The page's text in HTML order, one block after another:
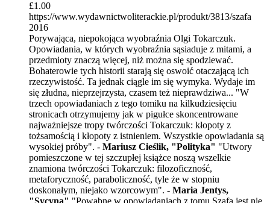
£1.00
https://www.wydawnictwoliterackie.pl/produkt/3813/szafa
2016
Porywająca, niepokojąca wyobraźnia Olgi Tokarczuk.
Opowiadania, w których wyobraźnia sąsiaduje z mitami, a
przedmioty znaczą więcej, niż można się spodziewać.
Bohaterowie tych historii starają się oswoić otaczającą ich
rzeczywistość. Ta jednak ciągle im się wymyka. Wydaje im
się złudna, nieprzejrzysta, czasem też nieprawdziwa... "W
trzech opowiadaniach z tego tomiku na kilkudziesięciu
stronicach otrzymujemy jak w pigułce skoncentrowane
najważniejsze tropy twórczości Tokarczuk: kłopoty z
tożsamością i kłopoty z istnieniem. Wszystkie opowiadania są
wysokiej próby". - Mariusz Cieślik, "Polityka" "Utwory
pomieszczone w tej szczupłej książce noszą wszelkie
znamiona twórczości Tokarczuk: filozoficzność,
metaforyczność, paraboliczność, tyle że w stopniu
doskonałym, niejako wzorcowym". - Maria Jentys,